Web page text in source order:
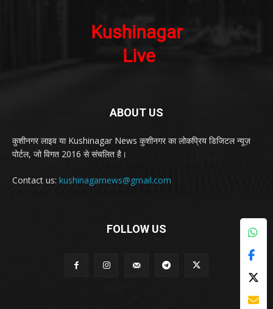
ABOUT US
कुशीनगर लाइव या Kushinagar News कुशीनगर का लोकप्रिय डिजिटल न्यूज़
पोर्टल, जो विगत 2016 से संचलित है।
Contact us: kushinagarnews@gmail.com
FOLLOW US